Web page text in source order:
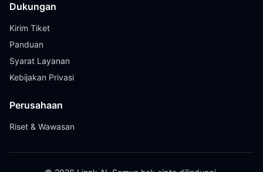
Dukungan
Kirim Tiket
Panduan
Syarat Layanan
Kebijakan Privasi
Perusahaan
Riset & Wawasan